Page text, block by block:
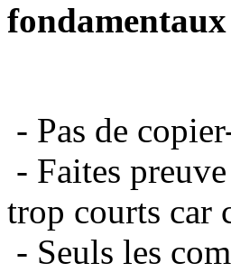
fondamentaux
- Pas de
- Faites
trop courts car
- Seuls les